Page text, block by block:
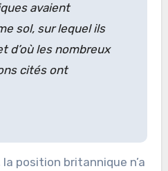
avaient
sol, sur lequel ils
d’où les nombreux
cités ont
position britannique n’a